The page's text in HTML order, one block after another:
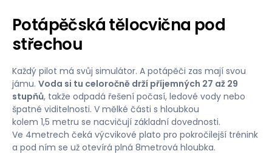
Potápěčská tělocvična pod
střechou
Každý pilot má svůj simulátor. A potápěči zas mají svou
jámu. Voda si tu celoročně drží příjemných 27 až 29
stupňů, takže odpadá řešení počasí, ledové vody nebo
špatné viditelnosti. V mělké části s hloubkou
kolem 1,5 metru se nacvičují základní dovednosti.
Ve 4metrech čeká výcvikové plato pro pokročilejší trénink
a pod ním se už otevírá plná 8metrová hloubka.